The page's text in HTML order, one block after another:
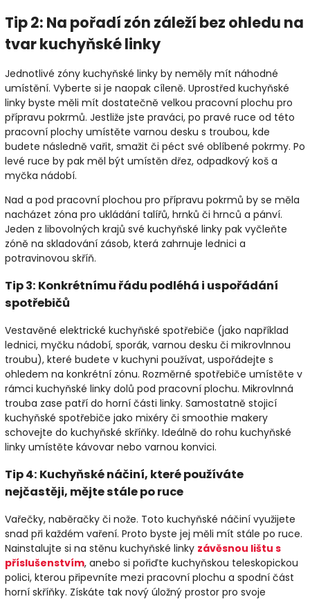
Tip 2: Na pořadí zón záleží bez ohledu na
tvar kuchyňské linky
Jednotlivé zóny kuchyňské linky by neměly mít náhodné
umístění. Vyberte si je naopak cíleně. Uprostřed kuchyňské
linky byste měli mít dostatečně velkou pracovní plochu pro
přípravu pokrmů. Jestliže jste praváci, po pravé ruce od této
pracovní plochy umístěte varnou desku s troubou, kde
budete následně vařit, smažit či péct své oblíbené pokrmy. Po
levé ruce by pak měl být umístěn dřez, odpadkový koš a
myčka nádobí.
Nad a pod pracovní plochou pro přípravu pokrmů by se měla
nacházet zóna pro ukládání talířů, hrnků či hrnců a pánví.
Jeden z libovolných krajů své kuchyňské linky pak vyčleňte
zóně na skladování zásob, která zahrnuje lednici a
potravinovou skříň.
Tip 3: Konkrétnímu řádu podléhá i uspořádání
spotřebičů
Vestavěné elektrické kuchyňské spotřebiče (jako například
lednici, myčku nádobí, sporák, varnou desku či mikrovlnnou
troubu), které budete v kuchyni používat, uspořádejte s
ohledem na konkrétní zónu. Rozměrné spotřebiče umístěte v
rámci kuchyňské linky dolů pod pracovní plochu. Mikrovlnná
trouba zase patří do horní části linky. Samostatně stojicí
kuchyňské spotřebiče jako mixéry či smoothie makery
schovejte do kuchyňské skříňky. Ideálně do rohu kuchyňské
linky umístěte kávovar nebo varnou konvici.
Tip 4: Kuchyňské náčiní, které používáte
nejčastěji, mějte stále po ruce
Vařečky, naběračky či nože. Toto kuchyňské náčiní využijete
snad při každém vaření. Proto byste jej měli mít stále po ruce.
Nainstalujte si na stěnu kuchyňské linky závěsnou lištu s
příslušenstvím, anebo si pořiďte kuchyňskou teleskopickou
polici, kterou připevníte mezi pracovní plochu a spodní část
horní skříňky. Získáte tak nový úložný prostor pro svoje